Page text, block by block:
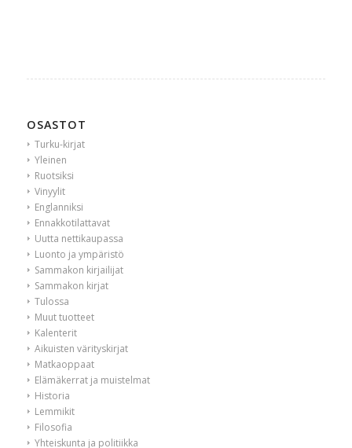
OSASTOT
Turku-kirjat
Yleinen
Ruotsiksi
Vinyylit
Englanniksi
Ennakkotilattavat
Uutta nettikaupassa
Luonto ja ympäristö
Sammakon kirjailijat
Sammakon kirjat
Tulossa
Muut tuotteet
Kalenterit
Aikuisten värityskirjat
Matkaoppaat
Elämäkerrat ja muistelmat
Historia
Lemmikit
Filosofia
Yhteiskunta ja politiikka